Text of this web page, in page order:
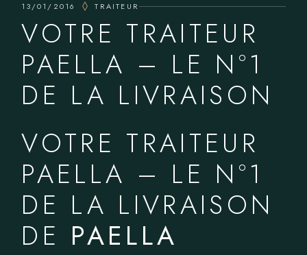
13/01/2016 TRAITEUR
VOTRE TRAITEUR
PAELLA – LE N°1
DE LA LIVRAISON
VOTRE TRAITEUR
PAELLA – LE N°1
DE LA LIVRAISON
DE PAELLA